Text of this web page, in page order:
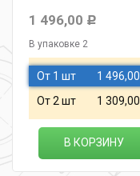
1 496,00 Р
В упаковке 2
От 1 шт 1 496,00
От 2 шт 1 309,00
В КОРЗИНУ